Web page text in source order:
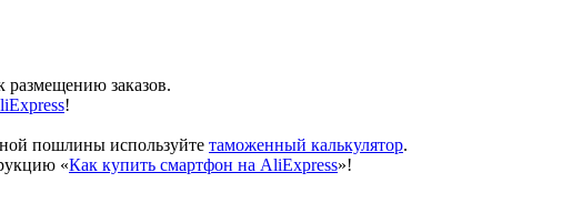
заказов.
!
пошлины используйте таможенный калькулятор.
«Как купить смартфон на AliExpress»!